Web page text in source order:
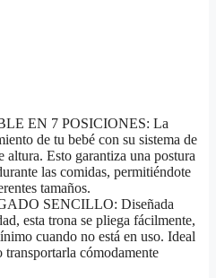
EN 7 POSICIONES: La
de tu bebé con su sistema de
altura. Esto garantiza una postura
las comidas, permitiéndote
tamaños.
SENCILLO: Diseñada
esta trona se pliega fácilmente,
cuando no está en uso. Ideal
transportarla cómodamente